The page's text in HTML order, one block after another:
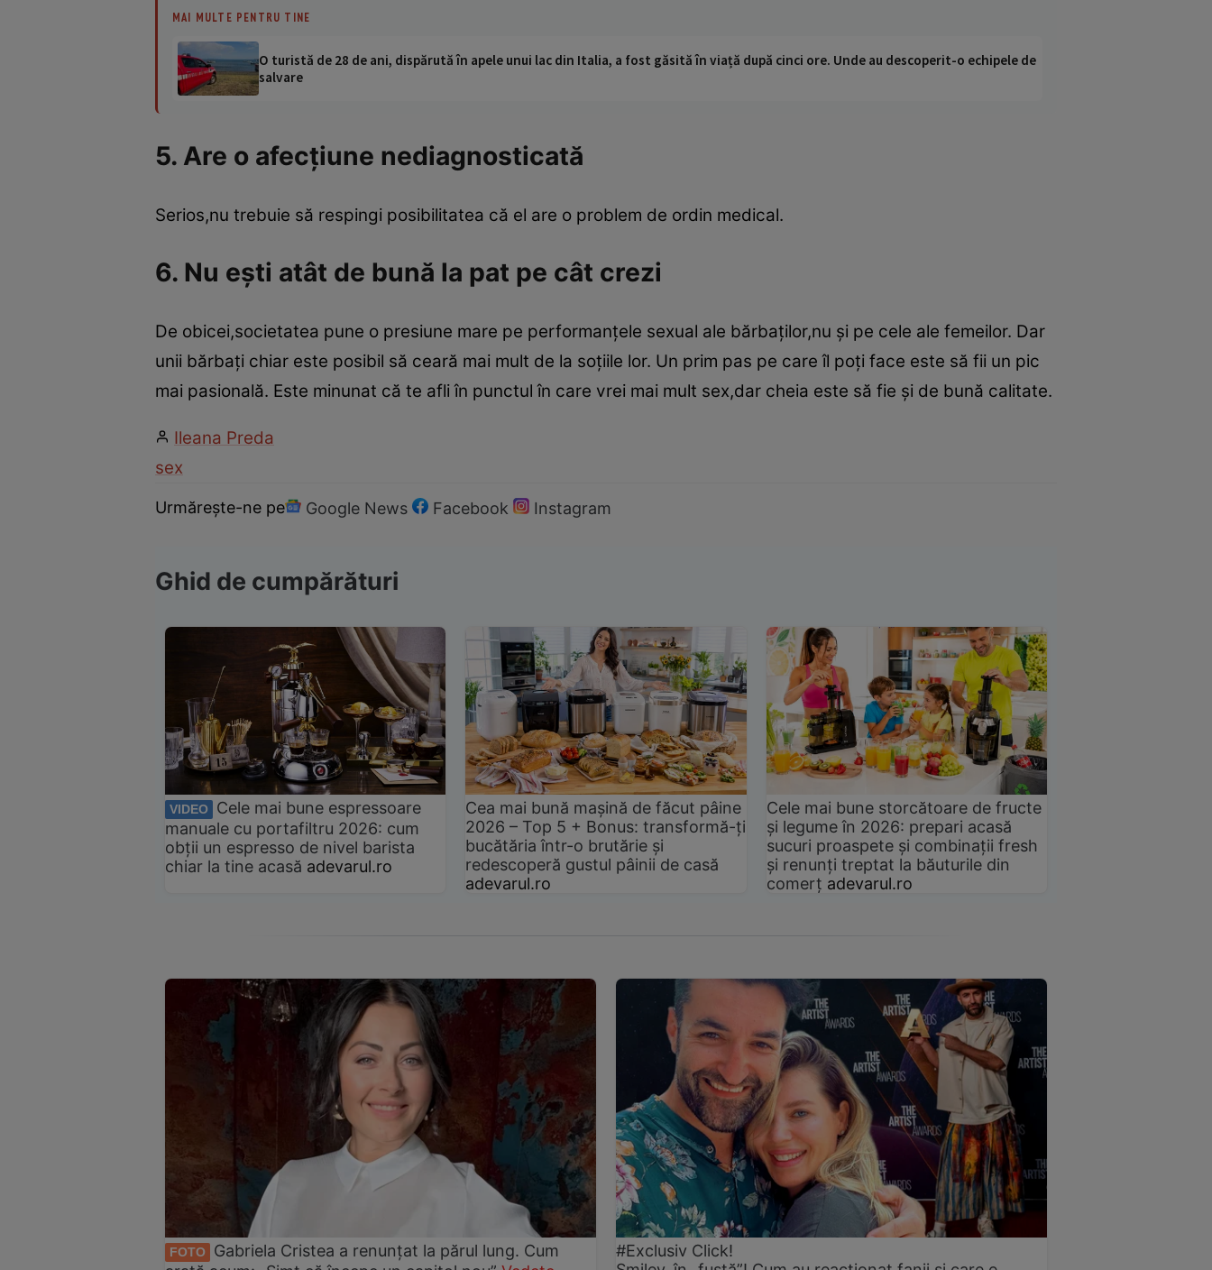
MAI MULTE PENTRU TINE
O turistă de 28 de ani, dispărută în apele unui lac din Italia, a fost găsită în viață după cinci ore. Unde au descoperit-o echipele de
salvare
5. Are o afecţiune nediagnosticată
Serios,nu trebuie să respingi posibilitatea că el are o problem de ordin medical.
6. Nu eşti atât de bună la pat pe cât crezi
De obicei,societatea pune o presiune mare pe performanţele sexual ale bărbaţilor,nu şi pe cele ale femeilor. Dar
unii bărbaţi chiar este posibil să ceară mai mult de la soţiile lor. Un prim pas pe care îl poţi face este să fii un pic
mai pasională. Este minunat că te afli în punctul în care vrei mai mult sex,dar cheia este să fie şi de bună calitate.
Ileana Preda
sex
Urmărește-ne pe Google News Facebook Instagram
Ghid de cumpărături
VIDEO
Cele mai bune espressoare
manuale cu portafiltru 2026: cum
obții un espresso de nivel barista
chiar la tine acasă adevarul.ro
Cea mai bună mașină de făcut pâine
2026 – Top 5 + Bonus: transformă-ți
bucătăria într-o brutărie și
redescoperă gustul pâinii de casă
adevarul.ro
Cele mai bune storcătoare de fructe
și legume în 2026: prepari acasă
sucuri proaspete și combinații fresh
și renunți treptat la băuturile din
comerț adevarul.ro
FOTO
Gabriela Cristea a renunțat la părul lung. Cum
#Exclusiv Click!